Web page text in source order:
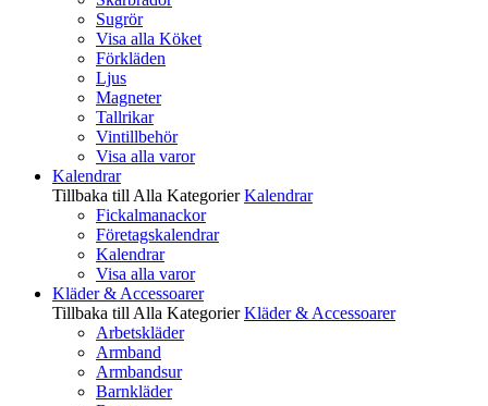
Sugrör
Visa alla Köket
Förkläden
Ljus
Magneter
Tallrikar
Vintillbehör
Visa alla varor
Kalendrar
Tillbaka till Alla Kategorier Kalendrar
Fickalmanackor
Företagskalendrar
Kalendrar
Visa alla varor
Kläder & Accessoarer
Tillbaka till Alla Kategorier Kläder & Accessoarer
Arbetskläder
Armband
Armbandsur
Barnkläder